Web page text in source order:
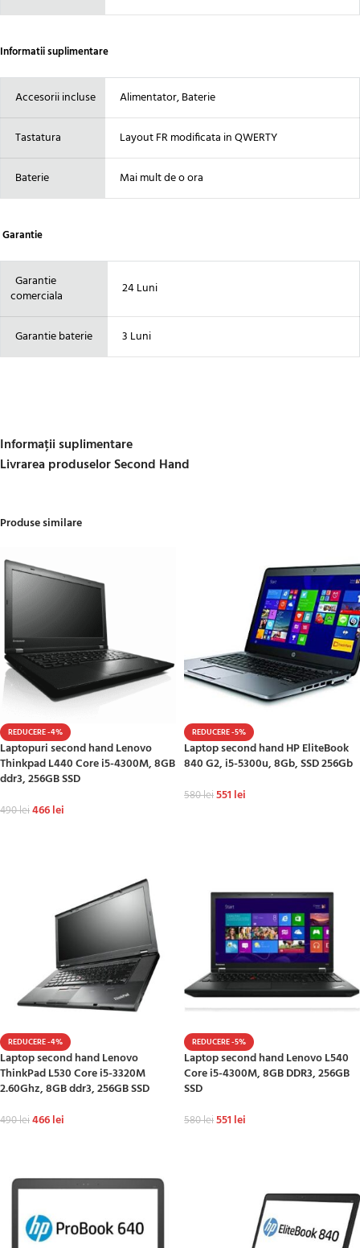
Informatii suplimentare
Accesorii incluse Alimentator, Baterie
Tastatura Layout FR modificata in QWERTY
Baterie Mai mult de o ora
Garantie
Garantie
comerciala
24 Luni
Garantie baterie 3 Luni
Informații suplimentare
Livrarea produselor Second Hand
Produse similare
REDUCERE -4%
Laptopuri second hand Lenovo
Thinkpad L440 Core i5-4300M, 8GB
ddr3, 256GB SSD
490lei466lei
REDUCERE -5%
Laptop second hand HP EliteBook
840 G2, i5-5300u, 8Gb, SSD 256Gb
580lei551 lei
REDUCERE -4%
Laptop second hand Lenovo
ThinkPad L530 Core i5-3320M
2.60Ghz, 8GB ddr3, 256GB SSD
490lei466lei
REDUCERE -5%
Laptop second hand Lenovo L540
Core i5-4300M, 8GB DDR3, 256GB
SSD
580lei551 lei